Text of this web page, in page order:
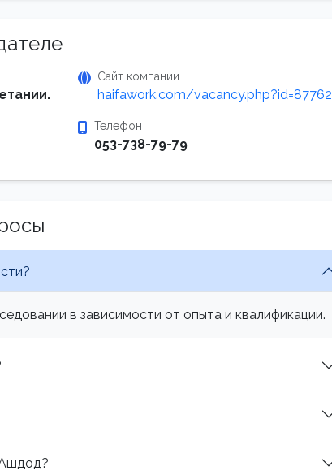
Сайт компании
haifawork.com/vacancy.php?id=87762
Телефон
053-738-79-79
в зависимости от опыта и квалификации.